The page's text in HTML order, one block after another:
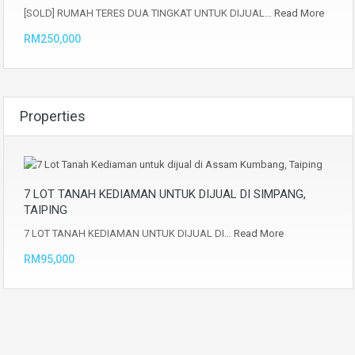
[SOLD] RUMAH TERES DUA TINGKAT UNTUK DIJUAL… Read More
RM250,000
Properties
7 LOT TANAH KEDIAMAN UNTUK DIJUAL DI SIMPANG,
TAIPING
7 LOT TANAH KEDIAMAN UNTUK DIJUAL DI… Read More
RM95,000